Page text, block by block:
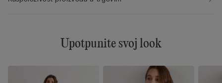
Upotpunite svoj look